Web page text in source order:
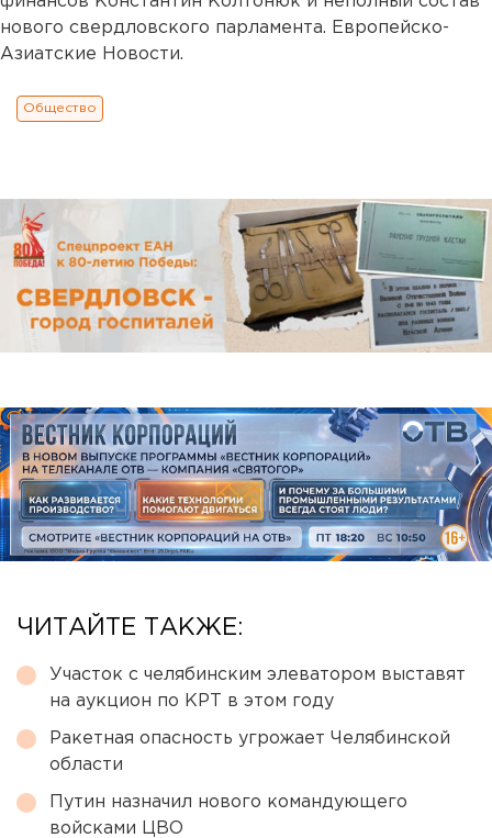
нового свердловского парламента. Европейско-
Азиатские Новости.
Общество
ЧИТАЙТЕ ТАКЖЕ:
Участок с челябинским элеватором выставят
на аукцион по КРТ в этом году
Ракетная опасность угрожает Челябинской
области
Путин назначил нового командующего
войсками ЦВО